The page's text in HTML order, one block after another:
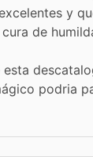
y
de
podria